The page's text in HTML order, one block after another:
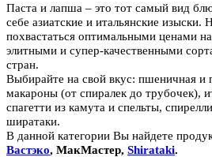
Паста и лапша – это тот самый вид
себе азиатские и итальянские
похвастаться оптимальными ценами
элитными и супер-качественными
стран.
Выбирайте на свой вкус: пшеничная и
макароны (от спиралек до трубочек),
спагетти из камута и спельты,
ширатаки.
В данной категории Вы найдете
Вастэко, МакМастер, Shirataki.